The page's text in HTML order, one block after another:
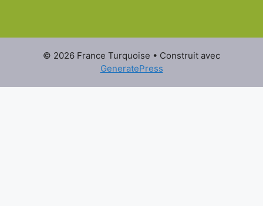
© 2026 France Turquoise • Construit avec
GeneratePress